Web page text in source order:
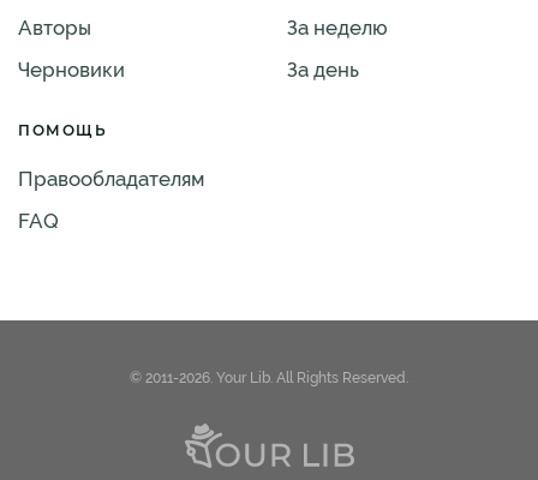
Авторы
Черновики
За неделю
За день
ПОМОЩЬ
Правообладателям
FAQ
© 2011-2026. Your Lib. All Rights Reserved.